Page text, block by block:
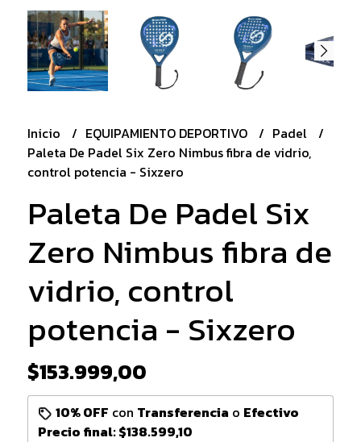
Inicio EQUIPAMIENTO DEPORTIVO
Padel
Paleta De Padel Six Zero Nimbus fibra de vidrio,
control potencia - Sixzero
Paleta De Padel Six
Zero Nimbus fibra de
vidrio, control
potencia - Sixzero
$153.999,00
10% OFF con Transferencia o Efectivo
Precio final:$138.599,10